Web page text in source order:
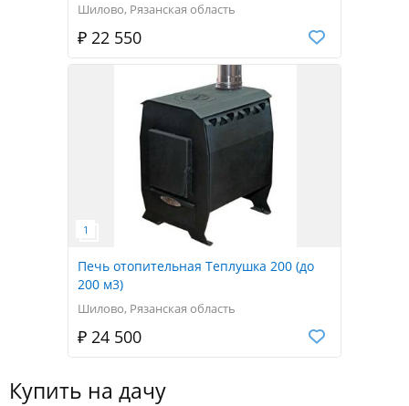
Шилово, Рязанская область
₽ 22 550
Печь отопительная Теплушка 200 (до
200 м3)
Шилово, Рязанская область
₽ 24 500
Купить на дачу